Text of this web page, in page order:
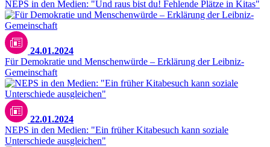
NEPS in den Medien: "Und raus bist du! Fehlende Plätze in Kitas"
24.01.2024
Für Demokratie und Menschenwürde – Erklärung der Leibniz-
Gemeinschaft
22.01.2024
NEPS in den Medien: "Ein früher Kitabesuch kann soziale
Unterschiede ausgleichen"